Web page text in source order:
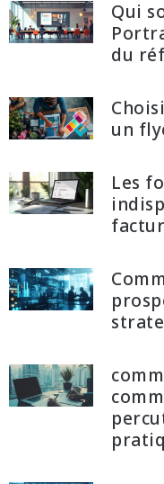
Qui
du
un
Les